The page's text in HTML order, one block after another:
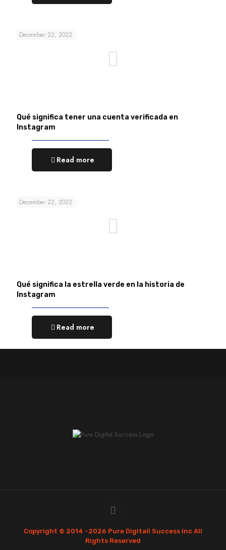
December 22, 2022
Qué significa tener una cuenta verificada en
Instagram
Read more
December 22, 2022
Qué significa la estrella verde en la historia de
Instagram
Read more
Copyright © 2014 -2026 Pure Digitall Success Inc All
Rights Reserved